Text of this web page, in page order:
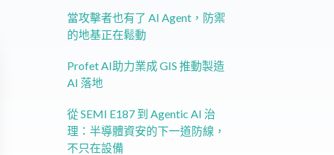
當攻擊者也有了 AI Agent，防禦
的地基正在鬆動
Profet AI助力業成 GIS 推動製造
AI 落地
從 SEMI E187 到 Agentic AI 治
理：半導體資安的下一道防線，
不只在設備​